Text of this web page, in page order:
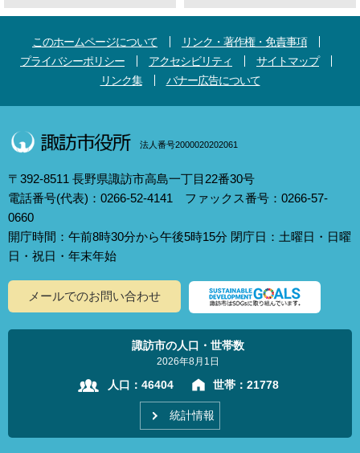
このホームページについて
リンク・著作権・免責事項
プライバシーポリシー
アクセシビリティ
サイトマップ
リンク集
バナー広告について
法人番号2000020202061
〒392-8511 長野県諏訪市高島一丁目22番30号
電話番号(代表)：0266-52-4141 ファックス番号：0266-57-
0660
開庁時間：午前8時30分から午後5時15分 閉庁日：土曜日・日曜
日・祝日・年末年始
メールでのお問い合わせ
諏訪市の人口・世帯数
2026年8月1日
人口： 46404 世帯： 21778
統計情報